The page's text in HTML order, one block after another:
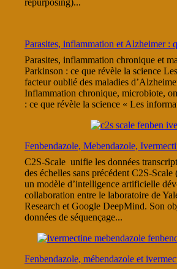
repurposing)...
Parasites, inflammation et Alzheimer :
Parasites, inflammation chronique et
Parkinson : ce que révèle la science
facteur oublié des maladies
Inflammation chronique, microbiote,
: ce que révèle la science « Les
Fenbendazole, Mebendazole,
C2S-Scale unifie les données
des échelles sans précédent C2S-
un modèle d’intelligence artificielle
collaboration entre le laboratoire de
Research et Google DeepMind. Son
données de séquençage...
Fenbendazole, mébendazole et